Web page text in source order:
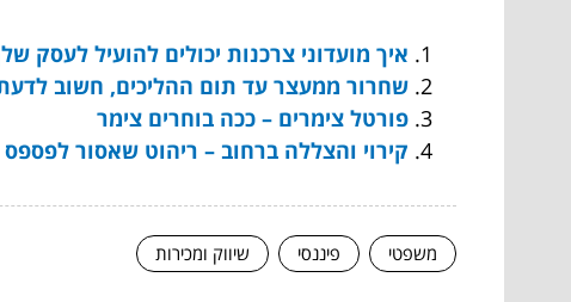
איך מועדוני צרכנות יכולים להועיל לעסק
שחרור ממעצר עד תום ההליכים, חשוב
פורטל צימרים – ככה בוחרים צימר
קירוי והצללה ברחוב – ריהוט שאסור לפספס
משפטי פיננסי שיווק ומכירות